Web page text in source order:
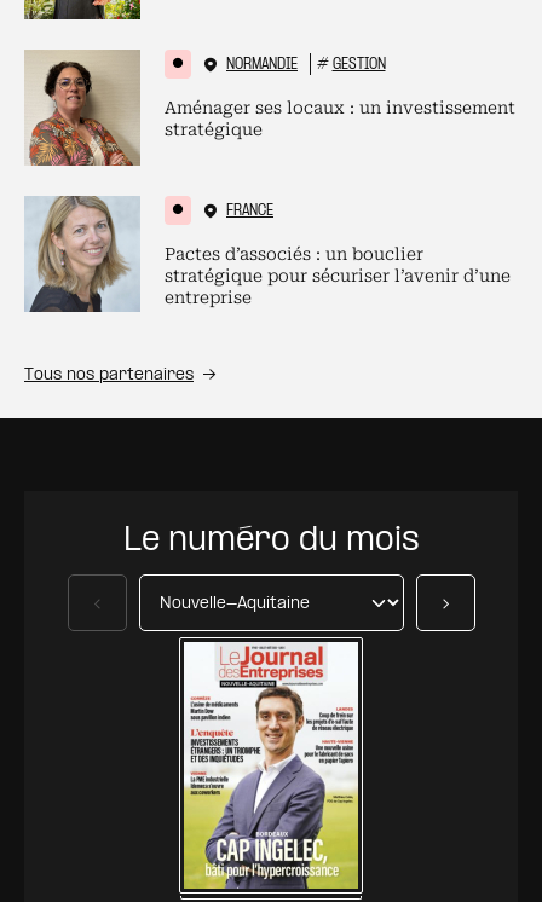
NORMANDIE # GESTION
Aménager ses locaux : un investissement
stratégique
FRANCE
Pactes d’associés : un bouclier
stratégique pour sécuriser l’avenir d’une
entreprise
Tous nos partenaires
Le numéro du mois
Précédent Suivant